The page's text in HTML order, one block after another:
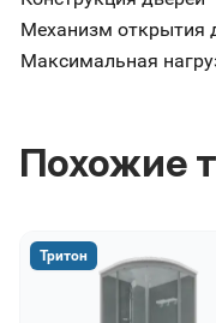
Механизм открытия
Максимальная
Похожие
Тритон